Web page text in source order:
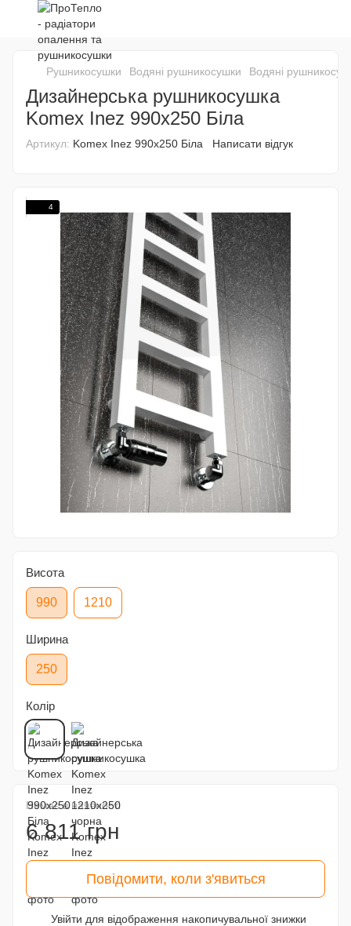
Рушникосушки Водяні рушникосушки Водяні
Дизайнерська рушникосушка
Komex Inez 990x250 Біла
Артикул: Komex Inez 990x250 Біла Написати відгук
4
Висота
990 1210
Ширина
250
Колір
Немає в наявності
6 811 грн
Повідомити, коли з'явиться
Увійти для відображення накопичувальної знижки